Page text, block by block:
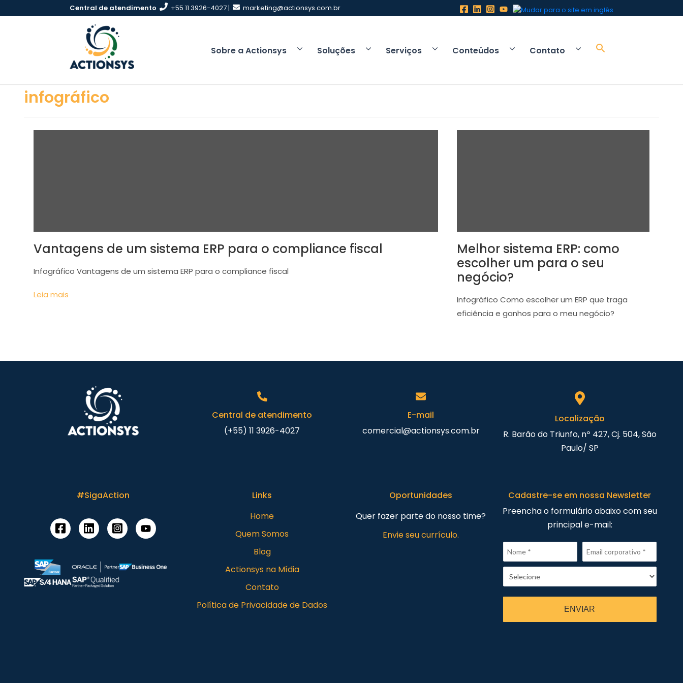
para
Central de atendimento +55 11 3926-4027 | marketing@actionsys.com.br
Sobre a Actionsys Soluções Serviços Conteúdos Contato
infográfico
Vantagens de um sistema ERP para o compliance fiscal
Infográfico Vantagens de um sistema ERP para o compliance fiscal
Leia mais
Melhor sistema ERP: como
escolher um para o seu
negócio?
Infográfico Como escolher um ERP que traga
eficiência e ganhos para o meu negócio?
Central de atendimento
(+55) 11 3926-4027
E-mail
comercial@actionsys.com.br
Localização
R. Barão do Triunfo, nº 427, Cj. 504, São
Paulo/ SP
#SigaAction
Links
Home
Quem Somos
Blog
Actionsys na Mídia
Contato
Política de Privacidade de Dados
Oportunidades
Quer fazer parte do nosso time?
Envie seu currículo.
Cadastre-se em nossa Newsletter
Preencha o formulário abaixo com seu
principal e-mail:
ENVIAR